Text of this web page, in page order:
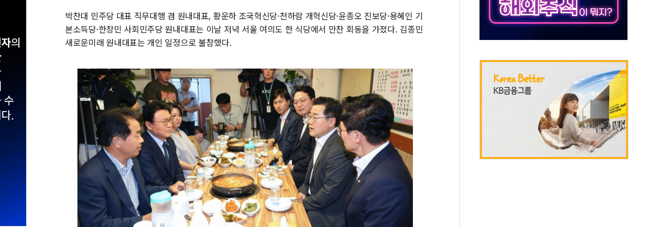
박찬대 민주당 대표 직무대행 겸 원내대표, 황운하 조국혁신당·천하람 개혁신당·윤종오 진보당·용혜인 기
본소득당·한창민 사회민주당 원내대표는 이날 저녁 서울 여의도 한 식당에서 만찬 회동을 가졌다. 김종민
새로운미래 원내대표는 개인 일정으로 불참했다.